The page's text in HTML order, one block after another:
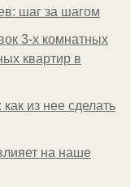
шаг за шагом
3-х комнатных
квартир в
из нее сделать
на наше